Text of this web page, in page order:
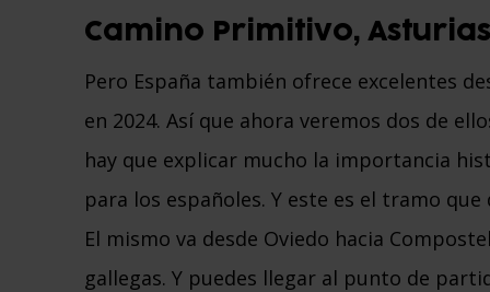
Camino Primitivo,
Pero España también ofrece excelentes
en 2024. Así que ahora veremos dos de
hay que explicar mucho la importancia
para los españoles. Y este es el tramo
El mismo va desde Oviedo hacia
gallegas. Y puedes llegar al punto de